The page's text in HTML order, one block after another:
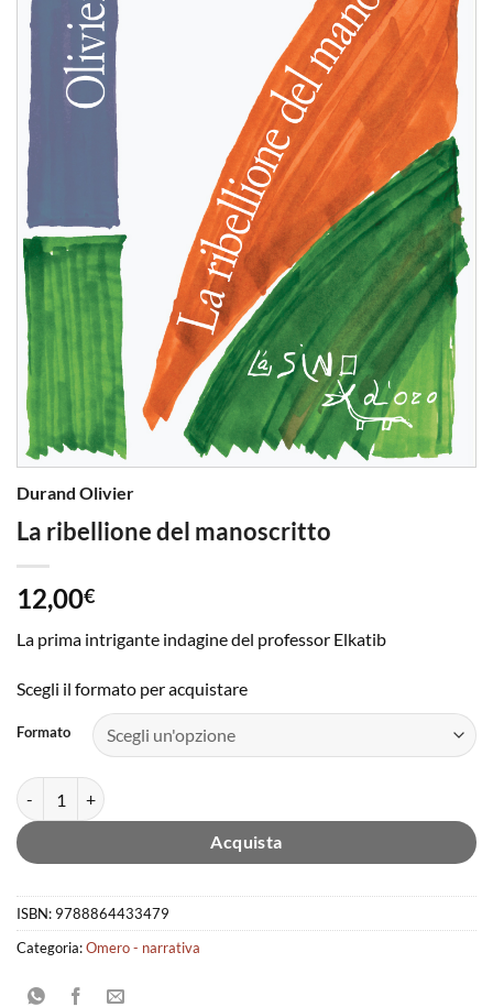
Durand Olivier
La ribellione del manoscritto
12,00€
La prima intrigante indagine del professor Elkatib
Scegli il formato per acquistare
Formato
La ribellione del manoscritto quantità
Acquista
ISBN: 9788864433479
Categoria:Omero - narrativa